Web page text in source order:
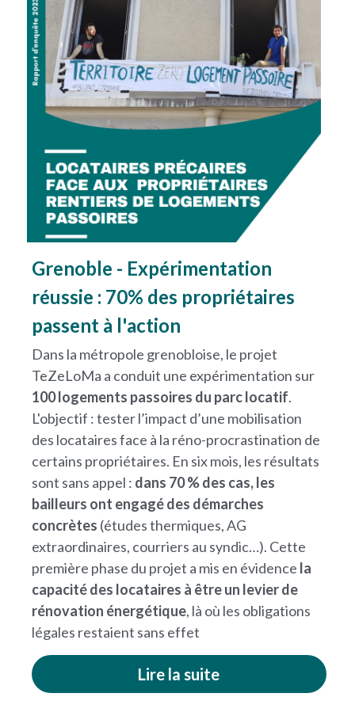
Grenoble - Expérimentation
réussie : 70% des propriétaires
passent à l'action
Dans la métropole grenobloise, le projet
TeZeLoMa a conduit une expérimentation sur
100 logements passoires du parc locatif.
L'objectif : tester l’impact d’une mobilisation
des locataires face à la réno-procrastination de
certains propriétaires. En six mois, les résultats
sont sans appel : dans 70 % des cas, les
bailleurs ont engagé des démarches
concrètes (études thermiques, AG
extraordinaires, courriers au syndic…). Cette
première phase du projet a mis en évidence la
capacité des locataires à être un levier de
rénovation énergétique, là où les obligations
légales restaient sans effet​
Lire la suite